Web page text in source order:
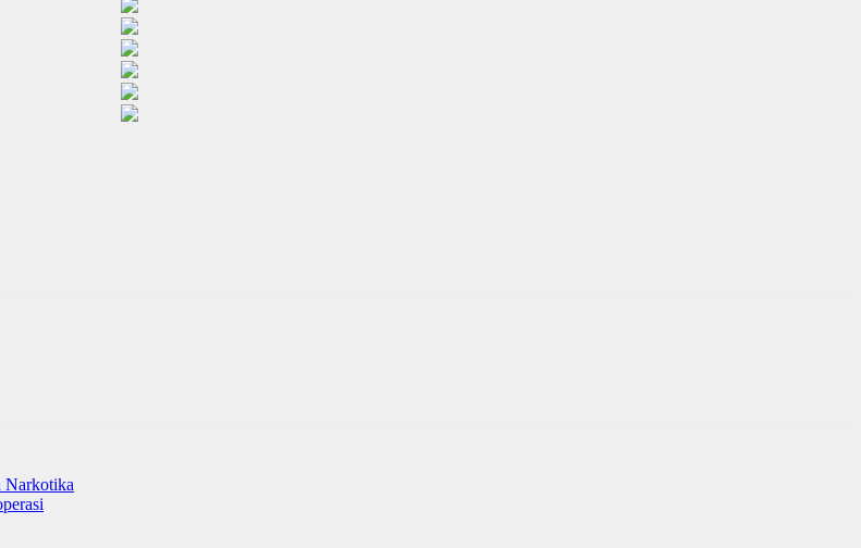
Narkotika